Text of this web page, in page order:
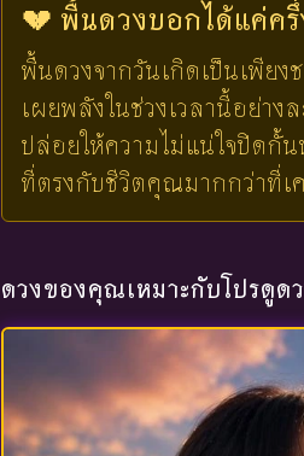
💔 พื้นดวงบอกได้แค่ครึ่
พื้นดวงจากวันเกิดเป็นเพียง
เผยพลังในช่วงเวลานี้อย่า
ปล่อยให้ความไม่แน่ใจปิดกั้
ที่ตรงกับชีวิตคุณมากกว่าที่เ
ดวงของคุณเหมาะกับโปรดูด